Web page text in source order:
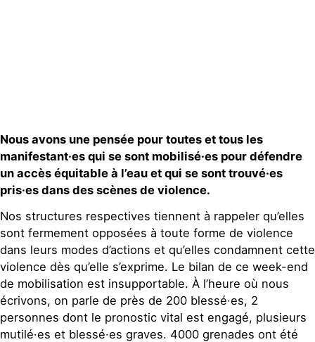
Nous avons une pensée pour toutes et tous les
manifestant·es qui se sont mobilisé·es pour défendre
un accès équitable à l’eau et qui se sont trouvé·es
pris·es dans des scènes de violence.
Nos structures respectives tiennent à rappeler qu’elles
sont fermement opposées à toute forme de violence
dans leurs modes d’actions et qu’elles condamnent cette
violence dès qu’elle s’exprime. Le bilan de ce week-end
de mobilisation est insupportable. À l’heure où nous
écrivons, on parle de près de 200 blessé·es, 2
personnes dont le pronostic vital est engagé, plusieurs
mutilé·es et blessé·es graves. 4000 grenades ont été